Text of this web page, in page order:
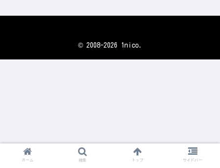
© 2008-2026 1nico.
ホーム 検索 トップ サイドバー